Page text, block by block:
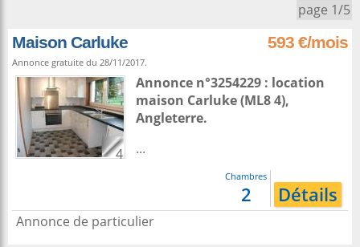
page 1/5
Maison Carluke 593 €/mois
Annonce gratuite du 28/11/2017.
4
Annonce n°3254229 : location
maison Carluke(ML8 4),
Angleterre.
...
Chambres
2 Détails
Annonce de particulier